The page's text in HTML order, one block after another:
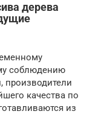
дерева
соблюдению
производители
качества по
из